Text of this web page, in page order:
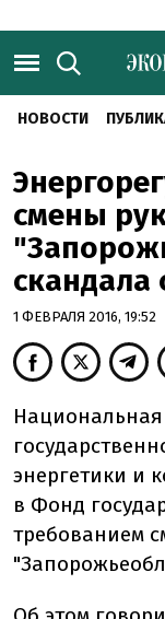
НОВОСТИ
смены
скандала
1 ФЕВРАЛЯ 2016, 19:52
энергетики и
в Фонд
требованием